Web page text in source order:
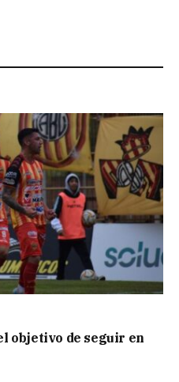
objetivo de seguir en